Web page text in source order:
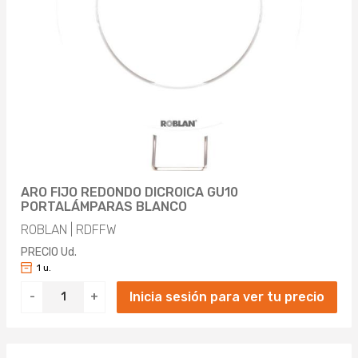
2000MA (6)
1400LM (4)
1580LM (2)
1600LM (4)
1716LM (1)
1745LM (1)
ARO FIJO REDONDO DICROICA GU10
PORTALÁMPARAS BLANCO
ROBLAN | RDFFW
PRECIO Ud.
- +
1 u.
Inicia sesión para ver tu precio